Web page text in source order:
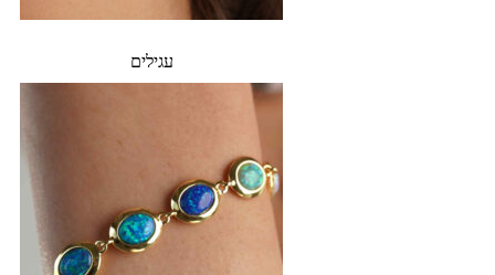
עגילים